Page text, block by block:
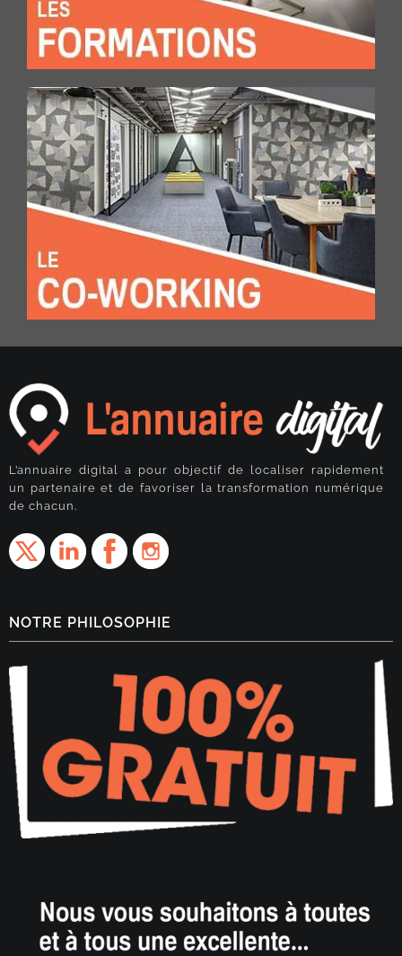
L’annuaire digital a pour objectif de localiser rapidement
un partenaire et de favoriser la transformation numérique
de chacun.
NOTRE PHILOSOPHIE